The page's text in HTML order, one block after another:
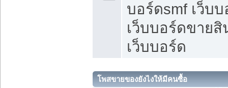
บอร์ดsmf เว็บ
เว็บบอร์ดขาย
เว็บบอร์ด
โพสขายของยังไงให้มีคนซื้อ